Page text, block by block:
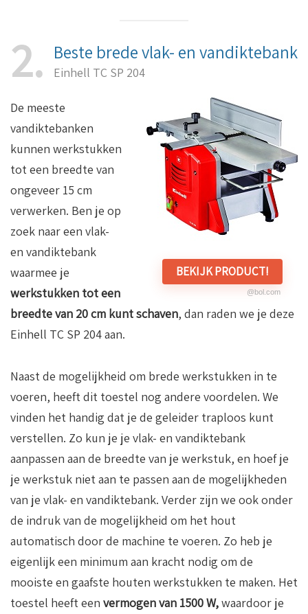
2 Beste brede vlak- en vandiktebank
Einhell TC SP 204
BEKIJK PRODUCT!
@bol.com
De meeste
vandiktebanken
kunnen werkstukken
tot een breedte van
ongeveer 15 cm
verwerken. Ben je op
zoek naar een vlak-
en vandiktebank
waarmee je
werkstukken tot een
breedte van 20 cm kunt schaven, dan raden we je deze
Einhell TC SP 204 aan.
Naast de mogelijkheid om brede werkstukken in te
voeren, heeft dit toestel nog andere voordelen. We
vinden het handig dat je de geleider traploos kunt
verstellen. Zo kun je je vlak- en vandiktebank
aanpassen aan de breedte van je werkstuk, en hoef je
je werkstuk niet aan te passen aan de mogelijkheden
van je vlak- en vandiktebank. Verder zijn we ook onder
de indruk van de mogelijkheid om het hout
automatisch door de machine te voeren. Zo heb je
eigenlijk een minimum aan kracht nodig om de
mooiste en gaafste houten werkstukken te maken. Het
toestel heeft een vermogen van 1500 W,waardoor je